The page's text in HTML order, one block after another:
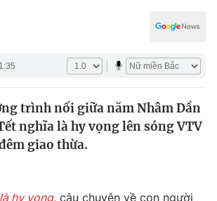
tế
1:35
trình nối giữa năm Nhâm Dần
nghĩa là hy vọng lên sóng VTV
giao thừa.
hy vọng, câu chuyện về con người